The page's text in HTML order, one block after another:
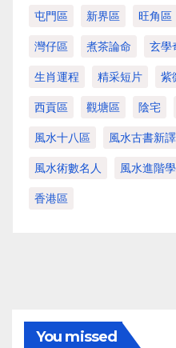
屯門區 新界區 旺角區
灣仔區 煮茶論命 玄學
生肖運程 精采短片 紫
西貢區 觀塘區 陰宅
風水十八區 風水古書新譯
風水術數名人 風水進階
香港區
You missed